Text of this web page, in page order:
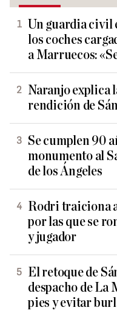
Un guardia civil
los coches
a Marruecos:
Naranjo explica
rendición de
Se cumplen 90
monumento al
de los Ángeles
Rodri traiciona
por las que se
y jugador
El retoque de
despacho de La
pies y evitar